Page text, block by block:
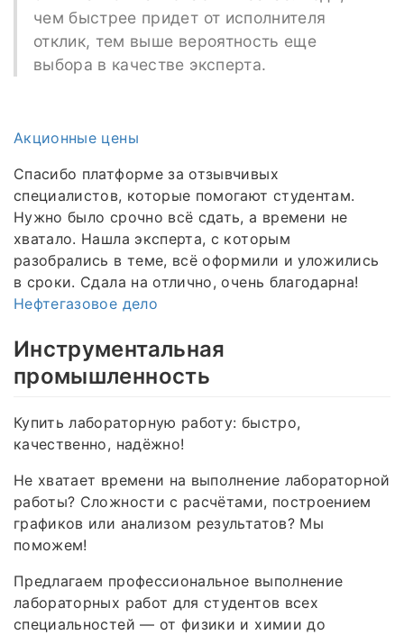
чем быстрее придет от исполнителя
отклик, тем выше вероятность еще
выбора в качестве эксперта.
Акционные цены
Спасибо платформе за отзывчивых
специалистов, которые помогают студентам.
Нужно было срочно всё сдать, а времени не
хватало. Нашла эксперта, с которым
разобрались в теме, всё оформили и уложились
в сроки. Сдала на отлично, очень благодарна!
Нефтегазовое дело
Инструментальная
промышленность
Купить лабораторную работу: быстро,
качественно, надёжно!
Не хватает времени на выполнение лабораторной
работы? Сложности с расчётами, построением
графиков или анализом результатов? Мы
поможем!
Предлагаем профессиональное выполнение
лабораторных работ для студентов всех
специальностей — от физики и химии до